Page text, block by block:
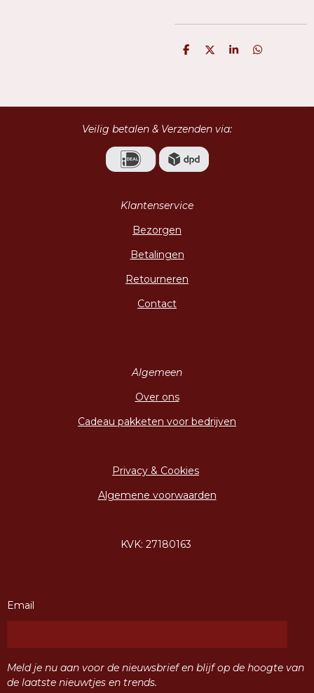
D
D
S
D
Veilig betalen & Verzenden via:
Klantenservice
Bezorgen
Betalingen
Retourneren
Contact
Algemeen
Over ons
Cadeau pakketen voor bedrijven
Privacy & Cookies
Algemene voorwaarden
KVK: 27180163
Email
Meld je nu aan voor de nieuwsbrief en blijf op de hoogte van
de laatste nieuwtjes en trends.